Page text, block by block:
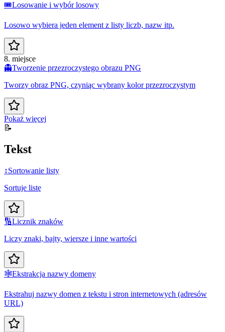
🎟️Losowanie i wybór losowy
Losowo wybiera jeden element z listy liczb, nazw itp.
8. miejsce
👻Tworzenie przezroczystego obrazu PNG
Tworzy obraz PNG, czyniąc wybrany kolor przezroczystym
Pokaż więcej
📝
Tekst
↕️Sortowanie listy
Sortuje listę
🔢Licznik znaków
Liczy znaki, bajty, wiersze i inne wartości
🕸️Ekstrakcja nazwy domeny
Ekstrahuj nazwy domen z tekstu i stron internetowych (adresów
URL)